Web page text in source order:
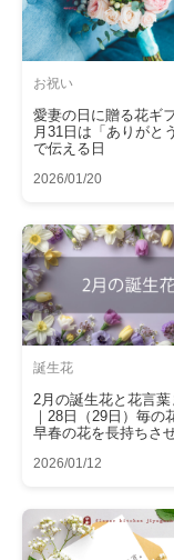
お祝い
愛妻の日に贈る花ギ
月31日は「ありがと
で伝える日
2026/01/20
誕生花
2月の誕生花と花言葉
｜28日（29日）毎の
早春の花を長持ちさ
2026/01/12